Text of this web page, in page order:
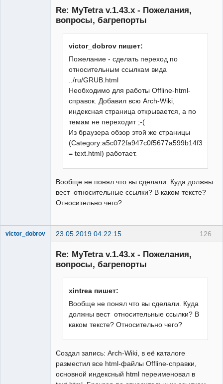
Re: MyTetra v.1.43.x - Пожелания,
вопросы, багрепорты
victor_dobrov пишет:
Пожелание - сделать переход по
относительным ссылкам вида
../ru/GRUB.html
Необходимо для работы Offline-html-
справок. Добавил всю Arch-Wiki,
индексная страница открывается, а по
темам не переходит ;-(
Из браузера обзор этой же страницы
= text.html) работает.
Вообще не понял что вы сделали. Куда должны
вест относительные ссылки? В каком тексте?
Относительно чего?
126
victor_dobrov 23.05.2019 04:22:15
Re: MyTetra v.1.43.x - Пожелания,
вопросы, багрепорты
xintrea пишет:
Вообще не понял что вы сделали. Куда
должны вест относительные ссылки? В
каком тексте? Относительно чего?
Создал запись: Arch-Wiki, в её каталоге
разместил все html-файлы Offline-справки,
основной индексный html переименовал в